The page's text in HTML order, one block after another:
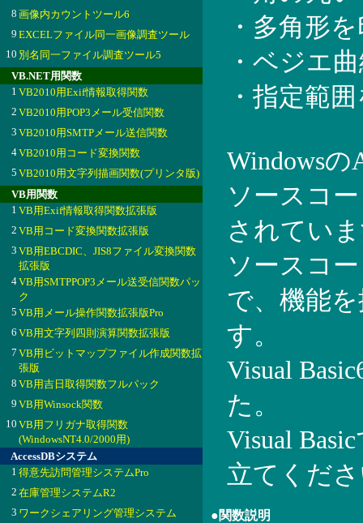
8 画像内カウントツール6
9 EXCELファイル同一画像調査ツール
10 別名同一ファイル調査ツール5
VB.NET用関数
1 VB2010用Exif情報取得関数
2 VB2010用POP3メール受信関数
3 VB2010用SMTPメール送信関数
4VB2010用コード変換関数
5 VB2010用文字列描画関数(プリンタ版)
VB用関数
1 VB用Exif情報取得関数拡張版
2 VB用コード変換関数拡張版
3 VB用EBCDIC、JIS8ファイル変換関数
拡張版
4VB用SMTPPOP3メール送受信関数パッ
ク
5 VB用メール操作関数拡張版Pro
6 VB用文字列四則演算関数拡張版
7 VB用ビットマップファイル作成関数拡
張版
8 VB用吉日取得関数フルパック
9 VB用Winsock関数
10 VB用フリガナ取得関数
(WindowsNT4.0/2000用)
AccessDBシステム
1 得意先訪問管理システムPro
2 在庫管理システムR2
3 ワークシェアリング管理システム
・多角形
・ベジエ
・指定範
Windows
ソースコ
されてい
ソースコ
で、機能
す。
Visual
た。
Visual
立てくだ
●関数説明